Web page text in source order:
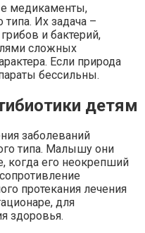
медикаменты,
типа. Их задача –
и бактерий,
сложных
Если природа
бессильны.
детям
заболеваний
типа. Малышу они
когда его неокрепший
протекания лечения
для
здоровья.